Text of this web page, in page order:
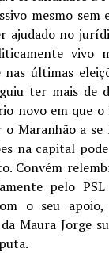
mesmo
no
vivo
últimas
ter mais de
novo em que
o Maranhão a
na capital
Convém
pelo
o seu apoio,
Maura Jorge